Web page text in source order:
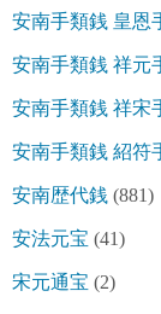
安南手類銭 皇恩
安南手類銭 祥元
安南手類銭 祥宋
安南手類銭 紹符
安南歴代銭 (881)
安法元宝 (41)
宋元通宝 (2)